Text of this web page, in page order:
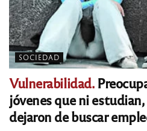
SOCIEDAD
Vulnerabilidad.
jóvenes que ni
dejaron de buscar